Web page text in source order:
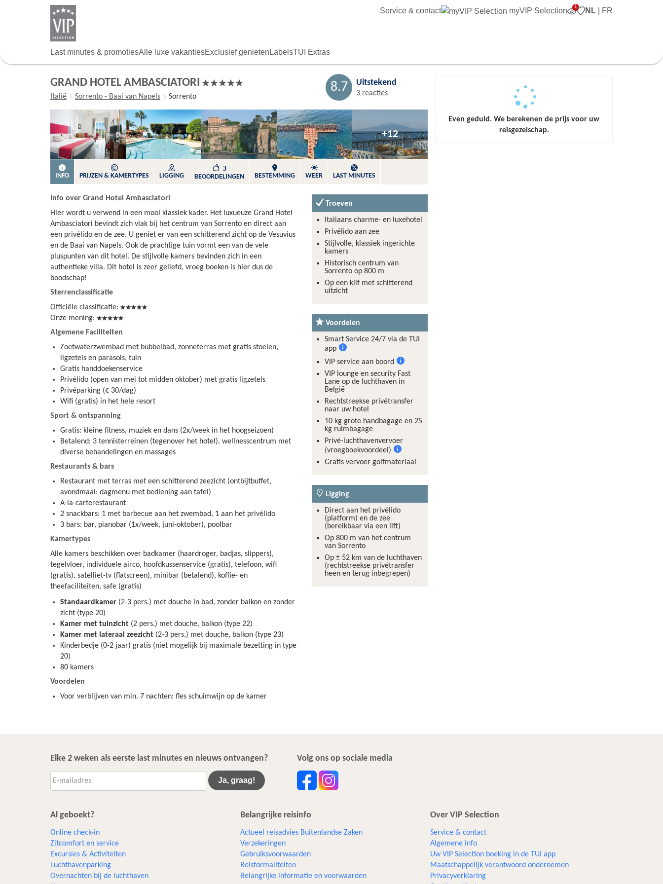
inhoud
Last minutes & promotiesAlle luxe vakantiesExclusief genieten LabelsTUI Extras
Service & contact myVIP Selection NL FR
GRAND HOTEL AMBASCIATORI
Italië Sorrento - Baai van Napels Sorrento
8.7 Uitstekend
3 reacties
+12
INFO PRIJZEN & KAMERTYPES LIGGING
3
BEOORDELINGEN
BESTEMMING WEER LAST MINUTES
Info over Grand Hotel Ambasciatori
Hier wordt u verwend in een mooi klassiek kader. Het luxueuze Grand Hotel
Ambasciatori bevindt zich vlak bij het centrum van Sorrento en direct aan
een privélido en de zee. U geniet er van een schitterend zicht op de Vesuvius
en de Baai van Napels. Ook de prachtige tuin vormt een van de vele
pluspunten van dit hotel. De stijlvolle kamers bevinden zich in een
authentieke villa. Dit hotel is zeer geliefd, vroeg boeken is hier dus de
boodschap!
Sterrenclassificatie
Officiële classificatie:
Onze mening:
Algemene Faciliteiten
Zoetwaterzwembad met bubbelbad, zonneterras met gratis stoelen,
ligzetels en parasols, tuin
Gratis handdoekenservice
Privélido (open van mei tot midden oktober) met gratis ligzetels
Privéparking (€ 30/dag)
Wifi (gratis) in het hele resort
Sport & ontspanning
Gratis: kleine fitness, muziek en dans (2x/week in het hoogseizoen)
Betalend: 3 tennisterreinen (tegenover het hotel), wellnesscentrum met
diverse behandelingen en massages
Restaurants & bars
Restaurant met terras met een schitterend zeezicht (ontbijtbuffet,
avondmaal: dagmenu met bediening aan tafel)
A-la-carterestaurant
2 snackbars: 1 met barbecue aan het zwembad, 1 aan het privélido
3 bars: bar, pianobar (1x/week, juni-oktober), poolbar
Kamertypes
Alle kamers beschikken over badkamer (haardroger, badjas, slippers),
tegelvloer, individuele airco, hoofdkussenservice (gratis), telefoon, wifi
(gratis), satelliet-tv (flatscreen), minibar (betalend), koffie- en
theefaciliteiten, safe (gratis)
Standaardkamer (2-3 pers.) met douche in bad, zonder balkon en zonder
zicht (type 20)
Kamer met tuinzicht (2 pers.) met douche, balkon (type 22)
Kamer met lateraal zeezicht (2-3 pers.) met douche, balkon (type 23)
Kinderbedje (0-2 jaar) gratis (niet mogelijk bij maximale bezetting in type
20)
80 kamers
Voordelen
Voor verblijven van min. 7 nachten: fles schuimwijn op de kamer
Troeven
Italiaans charme- en luxehotel
Privélido aan zee
Stijlvolle, klassiek ingerichte
kamers
Historisch centrum van
Sorrento op 800 m
Op een klif met schitterend
uitzicht
Voordelen
Smart Service 24/7 via de TUI
app
VIP service aan boord
Meer
informatie
VIP lounge en security Fast
Lane op de luchthaven in
België
Rechtstreekse privétransfer
naar uw hotel
10 kg grote handbagage en 25
kg ruimbagage
Privé-luchthavenvervoer
(vroegboekvoordeel)
Meer
Gratis vervoer golfmateriaal
Ligging
Direct aan het privélido
(platform) en de zee
(bereikbaar via een lift)
Op 800 m van het centrum
van Sorrento
Op ± 52 km van de luchthaven
(rechtstreekse privétransfer
heen en terug inbegrepen)
Even geduld. We berekenen de prijs voor uw
reisgezelschap.
Elke 2 weken als eerste last minutes en nieuws ontvangen?
Ja, graag!
Volg ons op sociale media
Al geboekt?
Online check-in
Zitcomfort en service
Excursies & Activiteiten​
Luchthavenparking
Overnachten bij de luchthaven
Belangrijke reisinfo
Actueel reisadvies Buitenlandse Zaken
Verzekeringen
Gebruiksvoorwaarden
Reisformaliteiten
Belangrijke informatie en voorwaarden
Over VIP Selection
Service & contact
Algemene info
Uw VIP Selection boeking in de TUI app
Maatschappelijk verantwoord ondernemen
Privacyverklaring